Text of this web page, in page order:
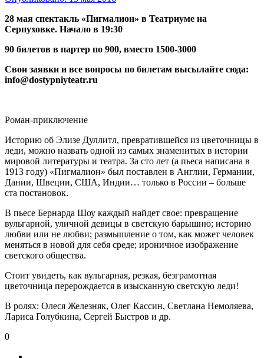
28 мая спектакль «Пигмалион» в Театриуме на
Серпуховке. Начало в 19:30
90 билетов в партер по 900, вместо 1500-3000
Свои заявки и все вопросы по билетам высылайте сюда:
info@dostypniyteatr.ru
Роман-приключение
Историю об Элизе Дуллитл, превратившейся из цветочницы в
леди, можно назвать одной из самых знаменитых в истории
мировой литературы и театра. За сто лет (а пьеса написана в
1913 году) «Пигмалион» был поставлен в Англии, Германии,
Дании, Швеции, США, Индии… только в России – больше
ста постановок.
В пьесе Бернарда Шоу каждый найдет свое: превращение
вульгарной, уличной девицы в светскую барышню; историю
любви или не любви; размышление о том, как может человек
меняться в новой для себя среде; ироничное изображение
светского общества.
Стоит увидеть, как вульгарная, резкая, безграмотная
цветочница перерождается в изысканную светскую леди!
В ролях: Олеся Железняк, Олег Кассин, Светлана Немоляева,
Лариса Голубкина, Сергей Быстров и др.
0